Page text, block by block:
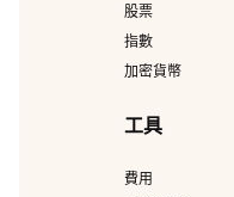
股票
指數
加密貨幣
工具
費用